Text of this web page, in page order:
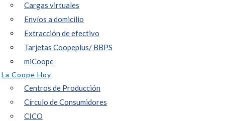
Cargas virtuales
Envíos a domicilio
Extracción de efectivo
Tarjetas Coopeplus/ BBPS
miCoope
La Coope Hoy
Centros de Producción
Círculo de Consumidores
CICO